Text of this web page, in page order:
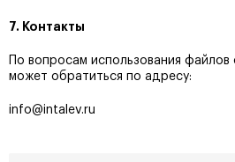
7. Контакты
По вопросам использования файлов
может обратиться по адресу:
info@intalev.ru